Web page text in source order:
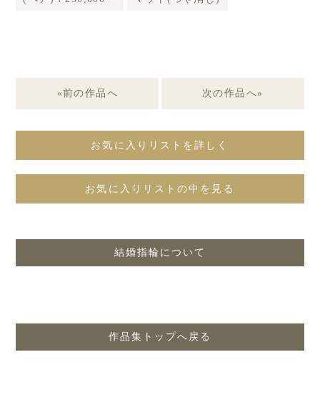
«前の作品へ 次の作品へ»
お気に入りリストを詳しく
お気に入りリストの中を見る
結婚指輪について
作品集トップへ戻る